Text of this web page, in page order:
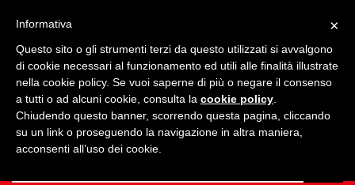
×
Informativa
Questo sito o gli strumenti terzi da questo utilizzati si avvalgono
di cookie necessari al funzionamento ed utili alle finalità illustrate
nella cookie policy. Se vuoi saperne di più o negare il consenso
a tutti o ad alcuni cookie, consulta la cookie policy
Chiudendo questo banner, scorrendo questa pagina, cliccando
su un link o proseguendo la navigazione in altra maniera,
acconsenti all’uso dei cookie.